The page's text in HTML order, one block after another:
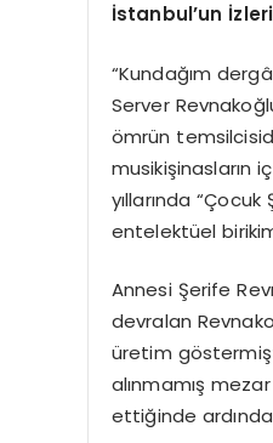
İstanbul’un
“Kundağım
Server
ömrün
musikişinasların
yıllarında
entelektüel
Annesi Şerife
devralan
üretim
alınmamış
ettiğinde ardında